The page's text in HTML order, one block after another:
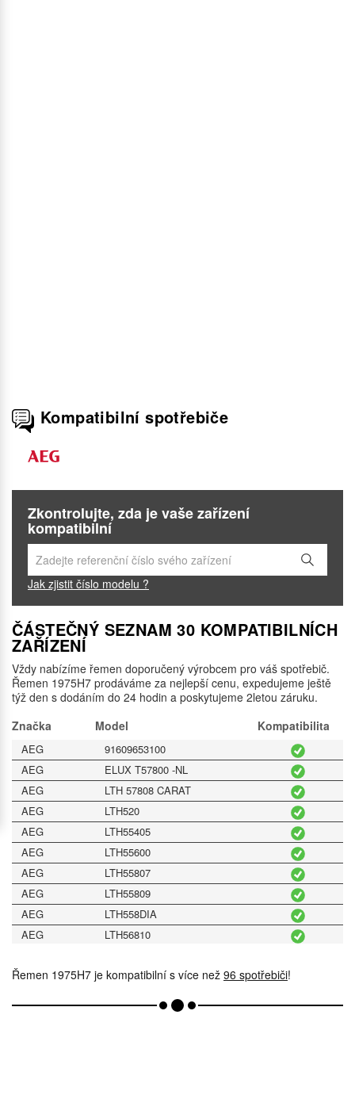
Kompatibilní spotřebiče
Zkontrolujte, zda je vaše zařízení
kompatibilní
Jak zjistit číslo modelu ?
ČÁSTEČNÝ SEZNAM 30 KOMPATIBILNÍCH
ZAŘÍZENÍ
Vždy nabízíme řemen doporučený výrobcem pro váš spotřebič.
Řemen 1975H7 prodáváme za nejlepší cenu, expedujeme ještě
týž den s dodáním do 24 hodin a poskytujeme 2letou záruku.
Značka
Model Kompatibilita
AEG
91609653100
AEG
ELUX T57800 -NL
AEG
LTH 57808 CARAT
AEG
LTH520
AEG
LTH55405
AEG
LTH55600
AEG
LTH55807
AEG
LTH55809
AEG
LTH558DIA
AEG
LTH56810
AEG
LTH57810
Řemen 1975H7 je kompatibilní s více než 96 spotřebiči!